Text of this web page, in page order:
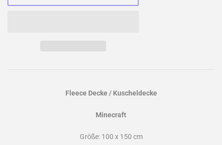
Fleece Decke / Kuscheldecke
Minecraft
Größe: 100 x 150 cm